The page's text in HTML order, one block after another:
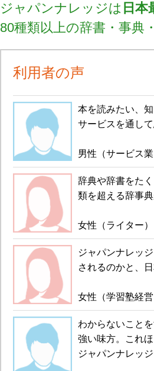
ジャパンナレッジは 日
80種類以上の辞書・事典
利用者の声
本を読みたい、
サービスを通し
男性（サービス業
辞典や辞書をた
類を超える辞事
女性（ライター）
ジャパンナレッ
されるのかと、
女性（学習塾経営
わからないこと
強い味方。これ
ジャパンナレッジ